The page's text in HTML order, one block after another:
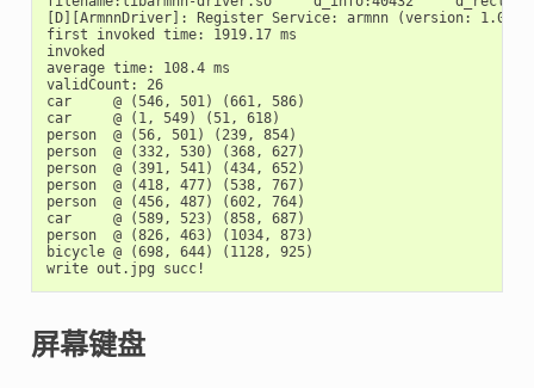
[D][ArmnnDriver]: Register Service: armnn (version:
first invoked time: 1919.17 ms
invoked
average time: 108.4 ms
validCount: 26
car     @ (546, 501) (661, 586)
car     @ (1, 549) (51, 618)
person  @ (56, 501) (239, 854)
person  @ (332, 530) (368, 627)
person  @ (391, 541) (434, 652)
person  @ (418, 477) (538, 767)
person  @ (456, 487) (602, 764)
car     @ (589, 523) (858, 687)
person  @ (826, 463) (1034, 873)
bicycle @ (698, 644) (1128, 925)
屏幕键盘